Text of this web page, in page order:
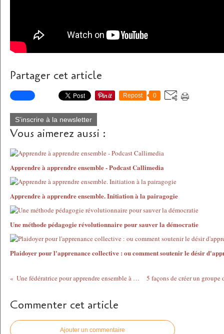
Partager cet article
Repost 0
S'inscrire à la newsletter
Vous aimerez aussi :
Apprendre à apprendre ensemble - Podcast Callimedia
Apprendre à apprendre ensemble. Initiation à la pairagogie
Une méthode pédagogie révolutionnaire pour sauver la démocratie
Plaidoyer pour l'apprenance collective : ou comment soutenir le désir
Une fédératrice pour apprendre ensemble à Nantes
Commenter cet article
Ajouter un commentaire